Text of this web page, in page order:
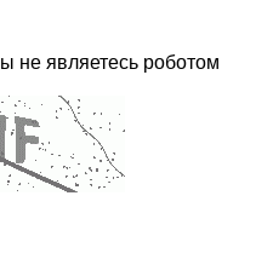
не являетесь роботом